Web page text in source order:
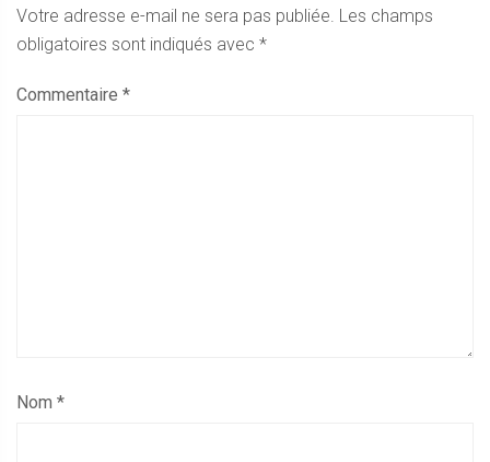
Votre adresse e-mail ne sera pas publiée. Les champs
obligatoires sont indiqués avec *
Commentaire *
Nom *